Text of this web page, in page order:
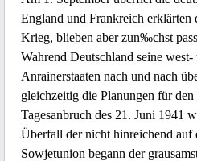
England und Frankreich erklärten
Krieg, blieben aber zun‰chst
Wahrend Deutschland seine
Anrainerstaaten nach und nach
gleichzeitig die Planungen für
Tagesanbruch des 21. Juni 1941
Überfall der nicht hinreichend auf
Sowjetunion begann der